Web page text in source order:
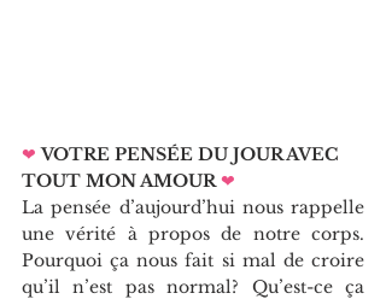
❤ VOTRE PENSÉE DU JOUR AVEC
TOUT MON AMOUR ❤
La pensée d’aujourd’hui nous rappelle
une vérité à propos de notre corps.
Pourquoi ça nous fait si mal de croire
qu’il n’est pas normal? Qu’est-ce ça